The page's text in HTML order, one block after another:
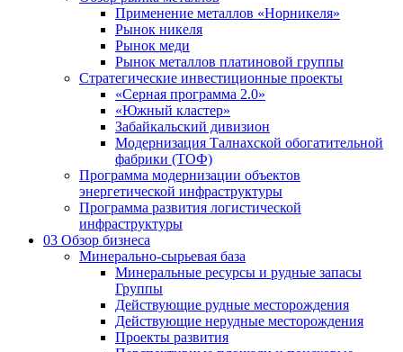
Применение металлов «Норникеля»
Рынок никеля
Рынок меди
Рынок металлов платиновой группы
Стратегические инвестиционные проекты
«Серная программа 2.0»
«Южный кластер»
Забайкальский дивизион
Модернизация Талнахской обогатительной
фабрики (ТОФ)
Программа модернизации объектов
энергетической инфраструктуры
Программа развития логистической
инфраструктуры
03 Обзор бизнеса
Минерально-сырьевая база
Минеральные ресурсы и рудные запасы
Группы
Действующие рудные месторождения
Действующие нерудные месторождения
Проекты развития